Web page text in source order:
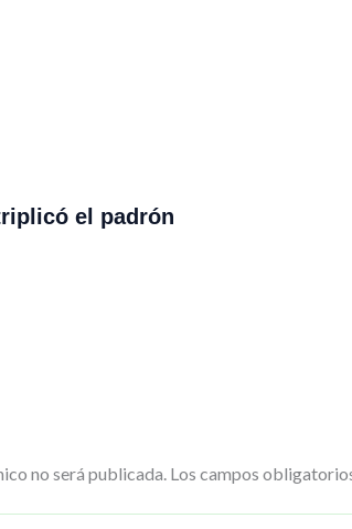
el padrón
no será publicada. Los campos